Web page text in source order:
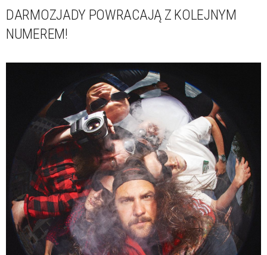
DARMOZJADY POWRACAJĄ Z KOLEJNYM
NUMEREM!